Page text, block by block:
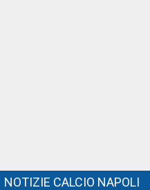
NOTIZIE CALCIO NAPOLI